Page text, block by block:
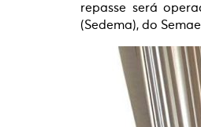
repasse será
(Sedema), do